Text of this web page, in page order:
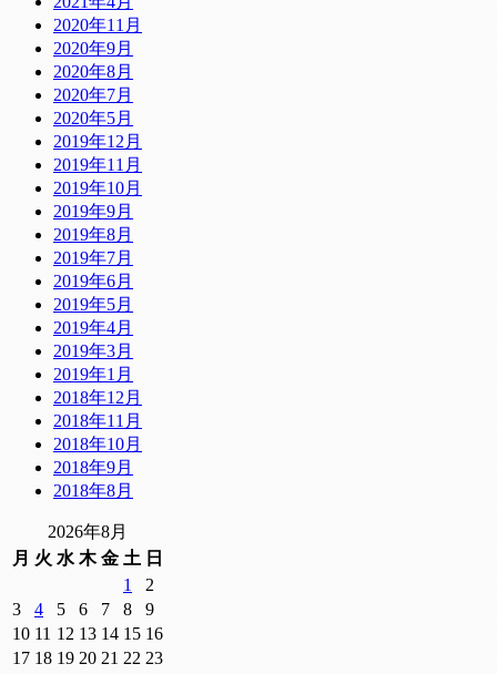
2020年11月
2020年9月
2020年8月
2020年7月
2020年5月
2019年12月
2019年11月
2019年10月
2019年9月
2019年8月
2019年7月
2019年6月
2019年5月
2019年4月
2019年3月
2019年1月
2018年12月
2018年11月
2018年10月
2018年9月
2018年8月
2026年8月
月 火 水 木 金 土 日
1
2
3
4 5 6 7 8
9
10 11 12 13 14 15 16
17 18 19 20 21 22 23